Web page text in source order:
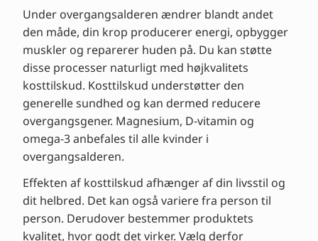
Under overgangsalderen ændrer blandt andet
den måde, din krop producerer energi, opbygger
muskler og reparerer huden på. Du kan støtte
disse processer naturligt med højkvalitets
kosttilskud. Kosttilskud understøtter den
generelle sundhed og kan dermed reducere
overgangsgener. Magnesium, D-vitamin og
omega-3 anbefales til alle kvinder i
overgangsalderen.
Effekten af kosttilskud afhænger af din livsstil og
dit helbred. Det kan også variere fra person til
person. Derudover bestemmer produktets
kvalitet, hvor godt det virker. Vælg derfor